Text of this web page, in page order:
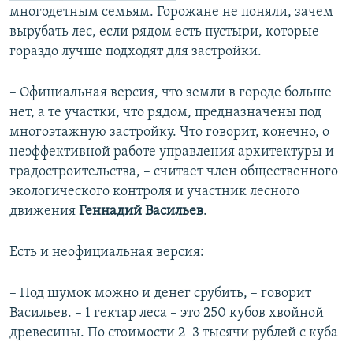
многодетным семьям. Горожане не поняли, зачем
вырубать лес, если рядом есть пустыри, которые
гораздо лучше подходят для застройки.
– Официальная версия, что земли в городе больше
нет, а те участки, что рядом, предназначены под
многоэтажную застройку. Что говорит, конечно, о
неэффективной работе управления архитектуры и
градостроительства, – считает член общественного
экологического контроля и участник лесного
движения Геннадий Васильев.
Есть и неофициальная версия:
– Под шумок можно и денег срубить, – говорит
Васильев. – 1 гектар леса – это 250 кубов хвойной
древесины. По стоимости 2–3 тысячи рублей с куба